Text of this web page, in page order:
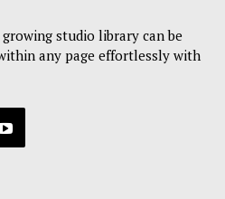
studio library can be
any page effortlessly with